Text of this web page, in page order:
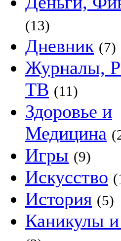
(13)
Дневник (7)
Журналы,
ТВ (11)
Здоровье и
Медицина
Игры (9)
Искусство
История (5)
Каникулы